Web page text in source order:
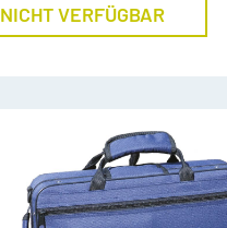
NICHT VERFÜGBAR